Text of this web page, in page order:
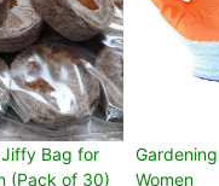
Bag for
(Pack of 30)
Women